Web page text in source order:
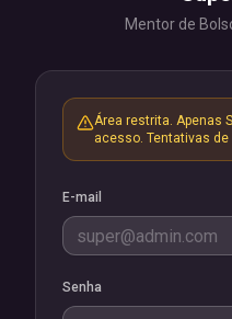
Mentor de
Área restrita. Apenas
acesso. Tentativas
E-mail
Senha